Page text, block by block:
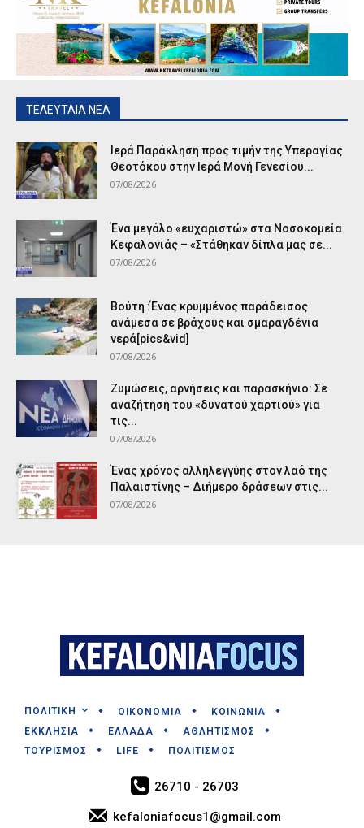
ΤΕΛΕΥΤΑΙΑ ΝΕΑ
Ιερά Παράκληση προς τιμήν της Υπεραγίας
Θεοτόκου στην Ιερά Μονή Γενεσίου...
07/08/2026
Ένα μεγάλο «ευχαριστώ» στα Νοσοκομεία
Κεφαλονιάς – «Στάθηκαν δίπλα μας σε...
07/08/2026
Βούτη :Ένας κρυμμένος παράδεισος
ανάμεσα σε βράχους και σμαραγδένια
νερά[pics&vid]
07/08/2026
Ζυμώσεις, αρνήσεις και παρασκήνιο: Σε
αναζήτηση του «δυνατού χαρτιού» για
τις...
07/08/2026
Ένας χρόνος αλληλεγγύης στον λαό της
Παλαιστίνης – Διήμερο δράσεων στις...
07/08/2026
ΠΟΛΙΤΙΚΗ ΟΙΚΟΝΟΜΙΑ
ΚΟΙΝΩΝΙΑ
ΕΚΚΛΗΣΙΑ
ΕΛΛΑΔΑ
ΑΘΛΗΤΙΣΜΟΣ
ΤΟΥΡΙΣΜΟΣ
LIFE ΠΟΛΙΤΙΣΜΟΣ
26710 - 26703
kefaloniafocus1@gmail.com